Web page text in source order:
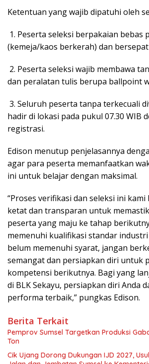
Ketentuan yang wajib dipatuhi oleh
1. Peserta seleksi berpakaian bebas
(kemeja/kaos berkerah) dan
2. Peserta seleksi wajib membawa
dan peralatan tulis berupa ballpoint
3. Seluruh peserta tanpa terkecuali
hadir di lokasi pada pukul 07.30 WIB
registrasi.
Edison menutup penjelasannya
agar para peserta memanfaatkan
ini untuk belajar dengan maksimal.
“Proses verifikasi dan seleksi ini kami
ketat dan transparan untuk
peserta yang maju ke tahap
memenuhi kualifikasi standar
belum memenuhi syarat, jangan
semangat dan persiapkan diri untuk
kompetensi berikutnya. Bagi yang
di BLK Sekayu, persiapkan diri Anda
performa terbaik,” pungkas Edison.
Berita Terkait
Pemprov Sumsel Targetkan Produksi
Ton
Cik Ujang Dorong Dukungan IJD 2027,